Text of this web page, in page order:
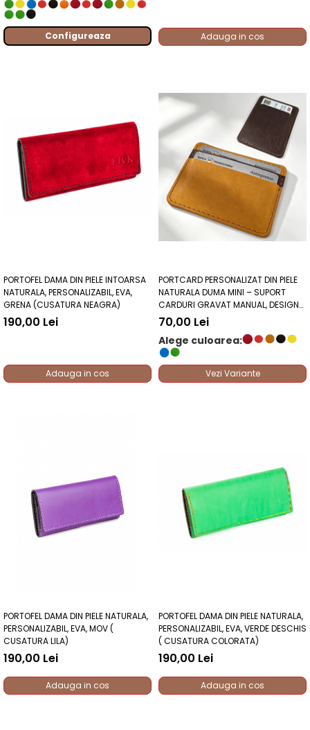
Configureaza Adauga in cos
PORTOFEL DAMA DIN PIELE INTOARSA
NATURALA, PERSONALIZABIL, EVA,
GRENA (CUSATURA NEAGRA)
190,00 Lei
Adauga in cos
PORTCARD PERSONALIZAT DIN PIELE
NATURALA DUMA MINI – SUPORT
CARDURI GRAVAT MANUAL, DESIGN
ULTRA SLIM
70,00 Lei
Alege culoarea:
Vezi Variante
PORTOFEL DAMA DIN PIELE NATURALA,
PERSONALIZABIL, EVA, MOV (
CUSATURA LILA)
190,00 Lei
Adauga in cos
PORTOFEL DAMA DIN PIELE NATURALA,
PERSONALIZABIL, EVA, VERDE DESCHIS
( CUSATURA COLORATA)
190,00 Lei
Adauga in cos